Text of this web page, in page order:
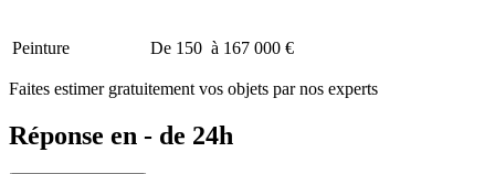
Peinture De 150 à 167 000 €
Faites estimer gratuitement vos objets par nos experts
Réponse en - de 24h